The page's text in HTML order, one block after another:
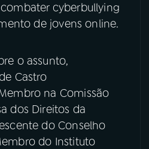
cyberbullying
de jovens online.
o assunto,
Castro
na Comissão
dos Direitos da
do Conselho
do Instituto